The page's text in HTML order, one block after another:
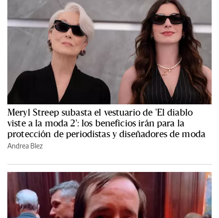
Meryl Streep subasta el vestuario de 'El diablo
viste a la moda 2': los beneficios irán para la
protección de periodistas y diseñadores de moda
Andrea Blez